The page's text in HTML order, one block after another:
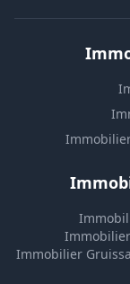
Immobilier